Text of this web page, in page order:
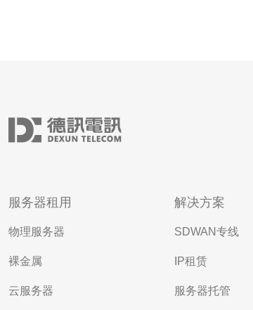
服务器租用
物理服务器
裸金属
云服务器
解决方案
SDWAN专线
IP租赁
服务器托管